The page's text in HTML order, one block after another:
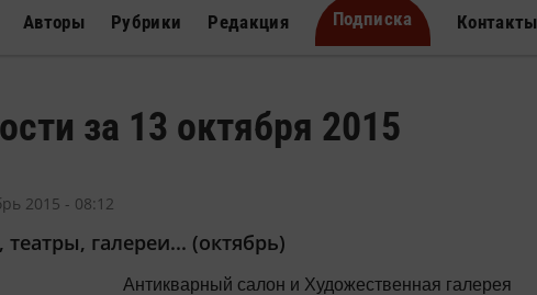
Авторы Рубрики Редакция Подписка Контакты
за 13 октября 2015
2015 - 08:12
театры, галереи... (октябрь)
Антикварный салон и Художественная галерея